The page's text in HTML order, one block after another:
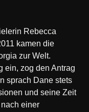
Rebecca
kamen die
zur Welt.
ein, zog den Antrag
sprach Dane stets
und seine Zeit
einer